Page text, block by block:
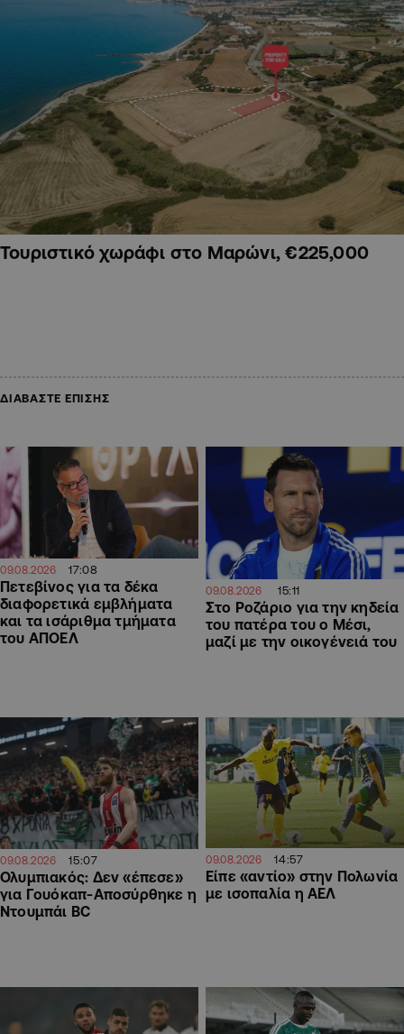
Τουριστικό χωράφι στο Μαρώνι, €225,000
ΔΙΑΒΑΣΤΕ ΕΠΙΣΗΣ
09.08.2026 17:08
Πετεβίνος για τα δέκα
διαφορετικά εμβλήματα
και τα ισάριθμα τμήματα
του ΑΠΟΕΛ
09.08.2026 15:11
Στο Ροζάριο για την κηδεία
του πατέρα του ο Μέσι,
μαζί με την οικογένειά του
09.08.2026 15:07
Ολυμπιακός: Δεν «έπεσε»
για Γουόκαπ-Αποσύρθηκε η
Ντουμπάι BC
09.08.2026 14:57
Είπε «αντίο» στην Πολωνία
με ισοπαλία η ΑΕΛ